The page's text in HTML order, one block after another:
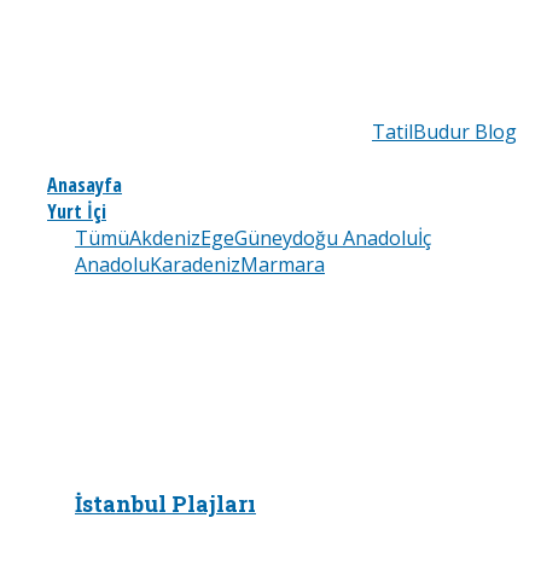
TatilBudur Blog
Anasayfa
Yurt İçi
TümüAkdenizEgeGüneydoğu Anadoluİç
AnadoluKaradenizMarmara
İstanbul Plajları